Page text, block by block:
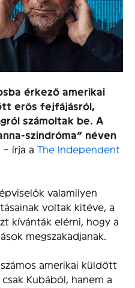
érkező amerikai
erős fejfájásról,
számoltak be. A
szindróma” néven
– írja a The Independent
valamilyen
voltak kitéve, a
kívánták elérni, hogy a
megszakadjanak.
amerikai küldött
Kubából, hanem a